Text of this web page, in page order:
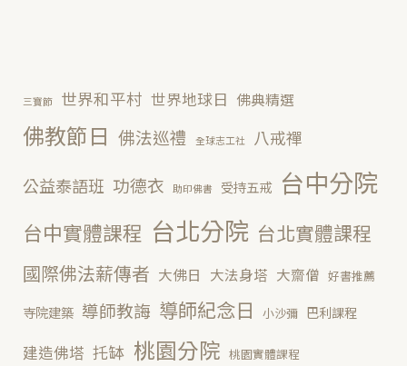
三寶節 世界和平村 世界地球日 佛典精選
佛教節日 佛法巡禮 全球志工社 八戒禪
公益泰語班 功德衣 助印佛書 受持五戒 台中分院
台中實體課程 台北分院 台北實體課程
國際佛法薪傳者 大佛日 大法身塔 大齋僧 好書推薦
寺院建築 導師教誨 導師紀念日 小沙彌 巴利課程
建造佛塔 托缽 桃園分院 桃園實體課程